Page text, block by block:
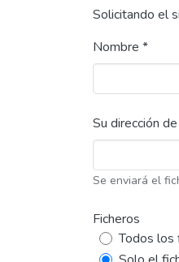
Solicitando el
Nombre *
Su dirección
Se enviará el
Ficheros
Todos los